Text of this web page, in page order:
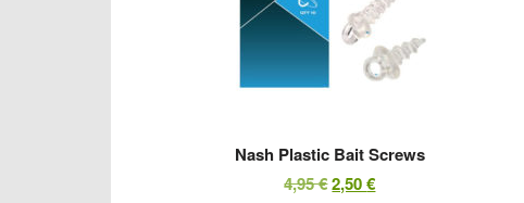
Nash Plastic Bait Screws
4,95€Ursprünglicher
2,50€Aktueller